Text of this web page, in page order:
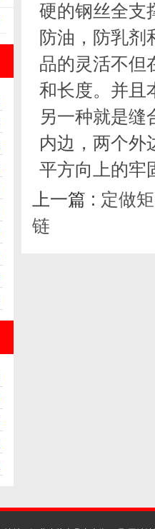
硬的钢丝全支
防油，防乳剂
品的灵活不但
和长度。并且
另一种就是缝
内边，两个外
平方向上的牢
上一篇 : 定做
链